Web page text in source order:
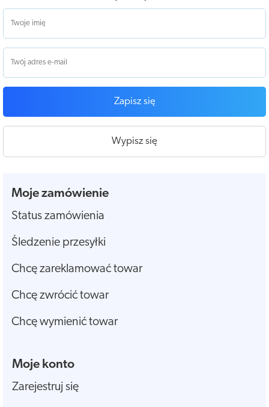
Zapisz się
Wypisz się
Moje zamówienie
Status zamówienia
Śledzenie przesyłki
Chcę zareklamować towar
Chcę zwrócić towar
Chcę wymienić towar
Moje konto
Zarejestruj się